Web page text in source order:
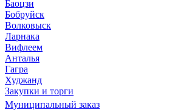
Баоцзи
Бобруйск
Волковыск
Ларнака
Вифлеем
Анталья
Гагра
Худжанд
Закупки и торги
Муниципальный заказ